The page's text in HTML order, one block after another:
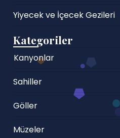
Yiyecek ve İçecek Gezileri
Kategoriler
Kanyonlar
Sahiller
Göller
Müzeler